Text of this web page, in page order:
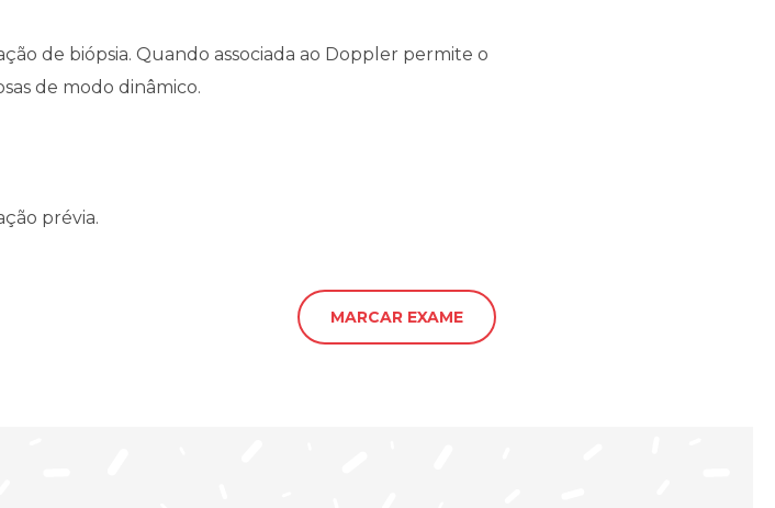
de biópsia. Quando associada ao Doppler permite o
de modo dinâmico.
prévia.
MARCAR EXAME